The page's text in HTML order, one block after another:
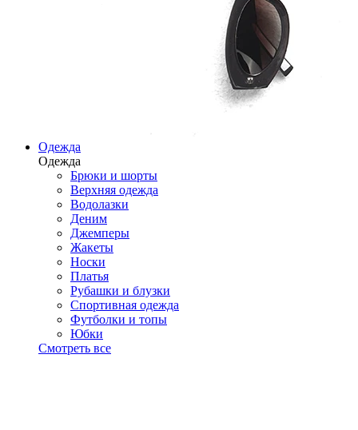
Одежда
Одежда
Брюки и шорты
Верхняя одежда
Водолазки
Деним
Джемперы
Жакеты
Носки
Платья
Рубашки и блузки
Спортивная одежда
Футболки и топы
Юбки
Смотреть все